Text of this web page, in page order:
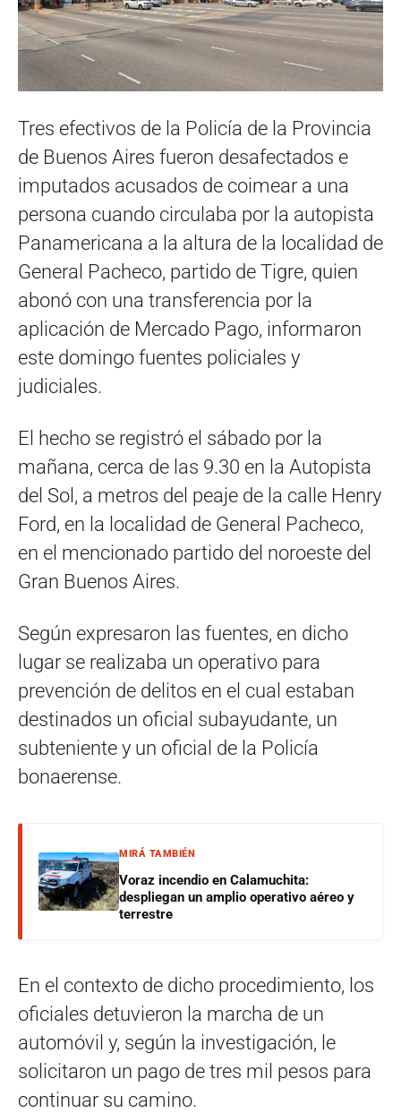
Tres efectivos de la Policía de la Provincia
de Buenos Aires fueron desafectados e
imputados acusados de coimear a una
persona cuando circulaba por la autopista
Panamericana a la altura de la localidad de
General Pacheco, partido de Tigre, quien
abonó con una transferencia por la
aplicación de Mercado Pago, informaron
este domingo fuentes policiales y
judiciales.
El hecho se registró el sábado por la
mañana, cerca de las 9.30 en la Autopista
del Sol, a metros del peaje de la calle Henry
Ford, en la localidad de General Pacheco,
en el mencionado partido del noroeste del
Gran Buenos Aires.
Según expresaron las fuentes, en dicho
lugar se realizaba un operativo para
prevención de delitos en el cual estaban
destinados un oficial subayudante, un
subteniente y un oficial de la Policía
bonaerense.
MIRÁ TAMBIÉN
Voraz incendio en Calamuchita:
despliegan un amplio operativo aéreo y
terrestre
En el contexto de dicho procedimiento, los
oficiales detuvieron la marcha de un
automóvil y, según la investigación, le
solicitaron un pago de tres mil pesos para
continuar su camino.